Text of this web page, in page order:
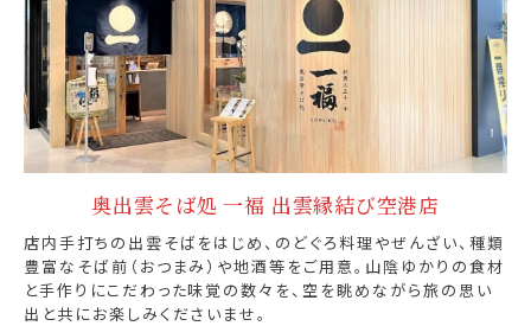
奥出雲そば処 一福 出雲縁結び空港店
店内手打ちの出雲そばをはじめ、のどぐろ料理やぜんざい、種類
豊富なそば前（おつまみ）や地酒等をご用意。山陰ゆかりの食材
と手作りにこだわった味覚の数々を、空を眺めながら旅の思い
出と共にお楽しみくださいませ。